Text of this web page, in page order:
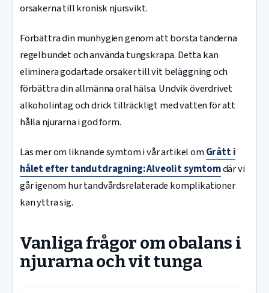
orsakerna till kronisk njursvikt.
Förbättra din munhygien genom att borsta tänderna
regelbundet och använda tungskrapa. Detta kan
eliminera godartade orsaker till vit beläggning och
förbättra din allmänna oral hälsa. Undvik överdrivet
alkoholintag och drick tillräckligt med vatten för att
hålla njurarna i god form.
Läs mer om liknande symtom i vår artikel omGrått i
hålet efter tandutdragning: Alveolit symtomdär vi
går igenom hur tandvårdsrelaterade komplikationer
kan yttra sig.
Vanliga frågor om obalans i
njurarna och vit tunga